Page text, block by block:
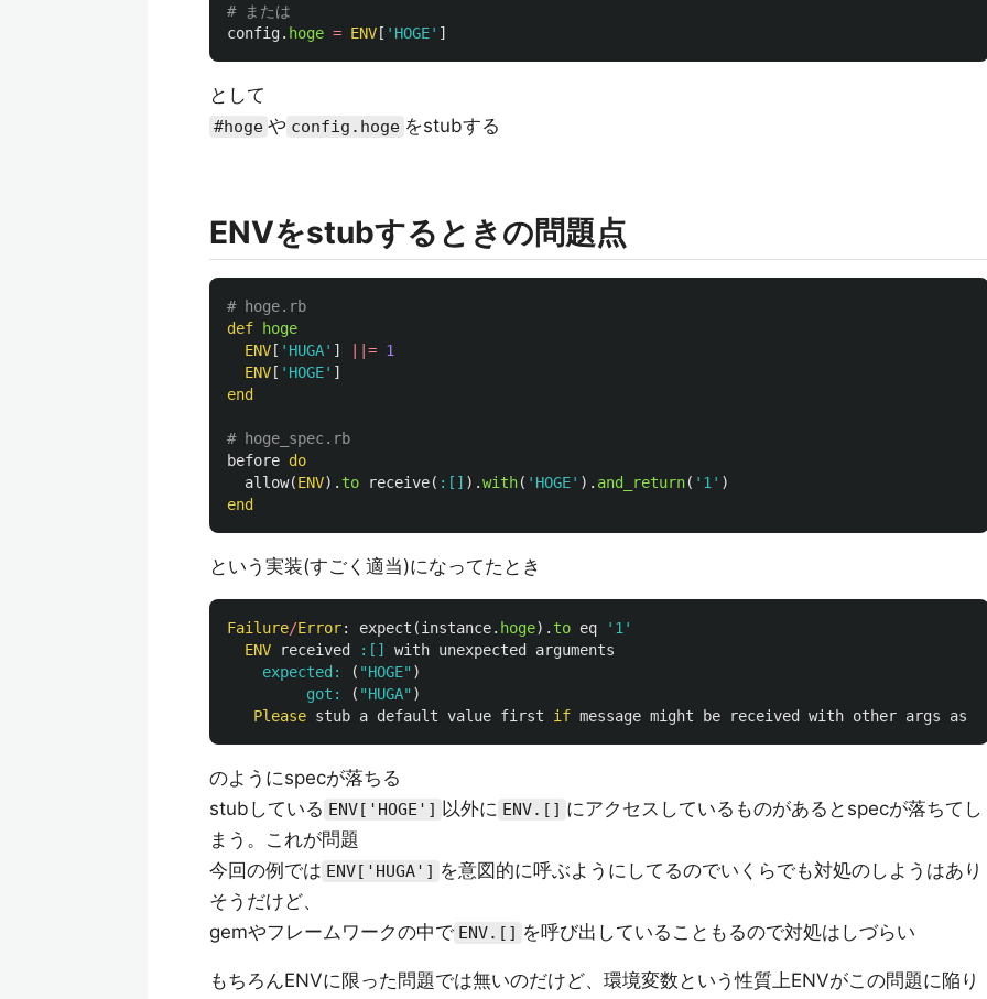
# または
config. hoge = ENV [ 'HOGE' ]
として
#hoge や config.hoge をstubする
ENVをstubするときの問題点
# hoge.rb
def
hoge
ENV [ 'HUGA' ] ||= 1
ENV [ 'HOGE' ]
end
# hoge_spec.rb
before do
allow(ENV). to receive( :[] ).with( 'HOGE' ). and_return( '1' )
end
という実装(すごく適当)になってたとき
Failure/Error: expect (instance. hoge). to eq
'1'
ENV
received :[] with unexpected
arguments
expected:
( "HOGE" )
got:
( "HUGA" )
Please stub a default value first if message might be received with other args as
のようにspecが落ちる
stubしている ENV['HOGE'] 以外に ENV.[] にアクセスしているものがあるとspecが落ちてし
まう。これが問題
今回の例では ENV['HUGA'] を意図的に呼ぶようにしてるのでいくらでも対処のしようはあり
そうだけど、
gemやフレームワークの中で ENV.[] を呼び出していることもるので対処はしづらい
もちろんENVに限った問題では無いのだけど、環境変数という性質上ENVがこの問題に陥り